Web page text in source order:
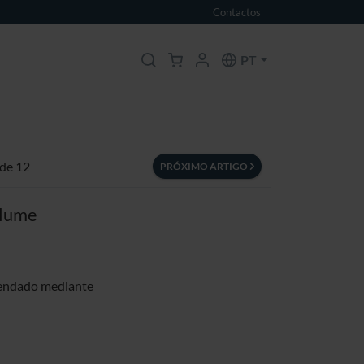
Contactos
PT
12 PRÓXIMO ARTIGO
mediante